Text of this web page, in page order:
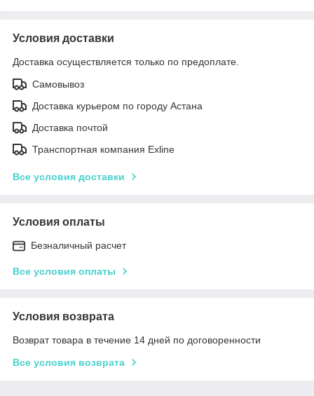
Условия доставки
Доставка осуществляется только по предоплате.
Самовывоз
Доставка курьером по городу Астана
Доставка почтой
Транспортная компания Exline
Все условия доставки
Условия оплаты
Безналичный расчет
Все условия оплаты
Условия возврата
Возврат товара в течение 14 дней по договоренности
Все условия возврата